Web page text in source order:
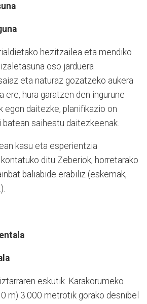
hezitzailea eta mendiko
oso jarduera
eta naturaz gozatzeko aukera
ere, hura garatzen den ingurune
egon daitezke, planifikazio on
batean saihestu daitezkeenak.
kasu eta esperientzia
ditu Zeberiok, horretarako
baliabide erabiliz (eskemak,
eskutik. Karakorumeko
m) 3.000 metrotik gorako desnibel